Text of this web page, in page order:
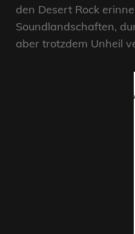
den Desert Rock
Soundlandschaften,
aber trotzdem Unheil